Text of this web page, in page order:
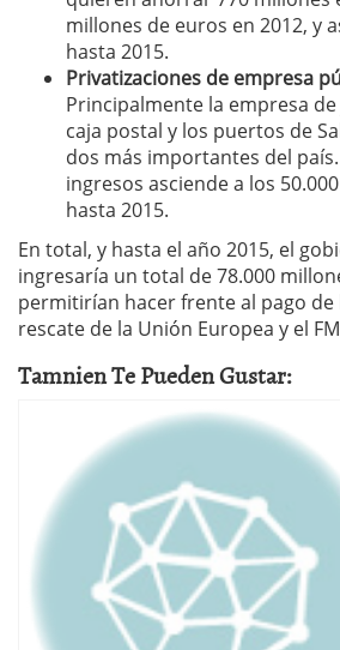
millones de euros en 2012, y
hasta 2015.
Privatizaciones de empresa
Principalmente la empresa
caja postal y los puertos de
dos más importantes del
ingresos asciende a los
hasta 2015.
En total, y hasta el año 2015, el
ingresaría un total de 78.000
permitirían hacer frente al pago de
rescate de la Unión Europea y el
Tamnien Te Pueden Gustar: